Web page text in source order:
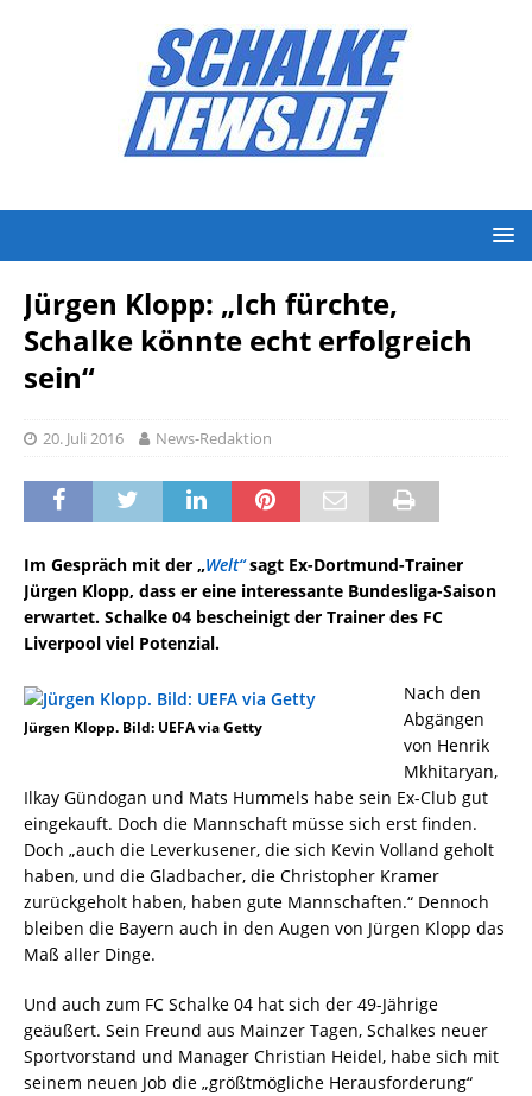
Jürgen Klopp: „Ich fürchte,
Schalke könnte echt erfolgreich
sein“
20. Juli 2016 News-Redaktion
Im Gespräch mit der „Welt“sagt Ex-Dortmund-Trainer
Jürgen Klopp, dass er eine interessante Bundesliga-Saison
erwartet. Schalke 04 bescheinigt der Trainer des FC
Liverpool viel Potenzial.
Jürgen Klopp. Bild: UEFA via Getty
Nach den
Abgängen
von Henrik
Mkhitaryan,
Ilkay Gündogan und Mats Hummels habe sein Ex-Club gut
eingekauft. Doch die Mannschaft müsse sich erst finden.
Doch „auch die Leverkusener, die sich Kevin Volland geholt
haben, und die Gladbacher, die Christopher Kramer
zurückgeholt haben, haben gute Mannschaften.“ Dennoch
bleiben die Bayern auch in den Augen von Jürgen Klopp das
Maß aller Dinge.
Und auch zum FC Schalke 04 hat sich der 49-Jährige
geäußert. Sein Freund aus Mainzer Tagen, Schalkes neuer
Sportvorstand und Manager Christian Heidel, habe sich mit
seinem neuen Job die „größtmögliche Herausforderung“